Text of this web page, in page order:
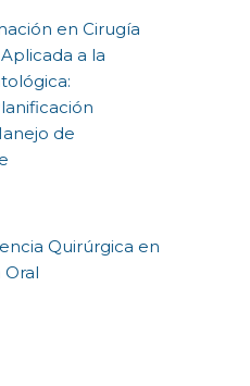
en Cirugía
a la
de
Quirúrgica en